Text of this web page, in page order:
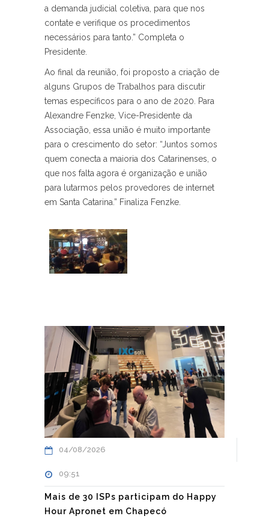
a demanda judicial coletiva, para que nos
contate e verifique os procedimentos
necessários para tanto.” Completa o
Presidente.
Ao final da reunião, foi proposto a criação de
alguns Grupos de Trabalhos para discutir
temas específicos para o ano de 2020. Para
Alexandre Fenzke, Vice-Presidente da
Associação, essa união é muito importante
para o crescimento do setor: “Juntos somos
quem conecta a maioria dos Catarinenses, o
que nos falta agora é organização e união
para lutarmos pelos provedores de internet
em Santa Catarina.” Finaliza Fenzke.
04/08/2026
09:51
Mais de 30 ISPs participam do Happy
Hour Apronet em Chapecó